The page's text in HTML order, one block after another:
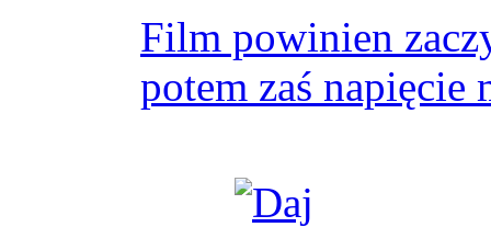
Film powinien
potem zaś napięcie